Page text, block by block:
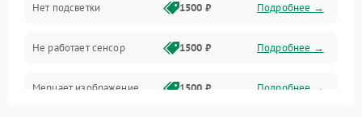
Проблемы с работой системы, корпусом и другие
Нет подсветки 1500 ₽ Подробнее →
Не работает сенсор 1500 ₽ Подробнее →
Мерцает изображение 1500 ₽ Подробнее →